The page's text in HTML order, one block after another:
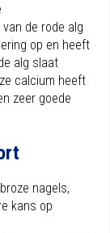
de rode alg
op en heeft
alg slaat
calcium heeft
zeer goede
nagels,
kans op